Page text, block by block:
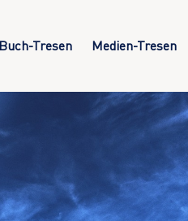
Buch-Tresen Medien-Tresen